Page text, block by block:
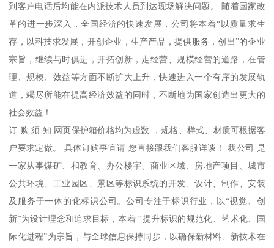
到客户电话后均能在内派技术人员到达现场解决问题。 随着国家改
革的进一步深入，全国经济的快速发展，公司将本着“以质量求生
存，以科技求发展，开创企业，生产产品，提供服务，创出”的企业
宗旨，继续与时俱进，开拓创新，走经营、规模经营的道路，在管
理、规模、效益等方面不断扩大上升，快速进入一个有序的发展轨
道，竭尽所能在提高经济效益的同时，不断地为国家创造出更大的
社会效益！
订 购 须 知 网页保护箱价格均为虚数 ，规格、样式、材质可根据客
户要求定做。 具体订购事宜请 您直接跟我们客服详谈！ 我公司 是
一家从事煤矿、和教育、办公楼宇、商业区域、房地产项目、城市
公共环境、工业园区、景区等标识系统的开发、设计、制作、安装
及服务于一体的化标识公司。公司专注于标识行业，以“视觉、创
新”为设计理念和追求目标，本着 “提升标识的规范化、艺术化、国
际化进程”为宗旨，与全球信息保持同步，以确保新材料、新技术在